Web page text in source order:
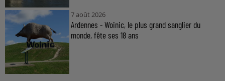
7 août 2026
Ardennes - Woinic, le plus grand sanglier du
monde, fête ses 18 ans